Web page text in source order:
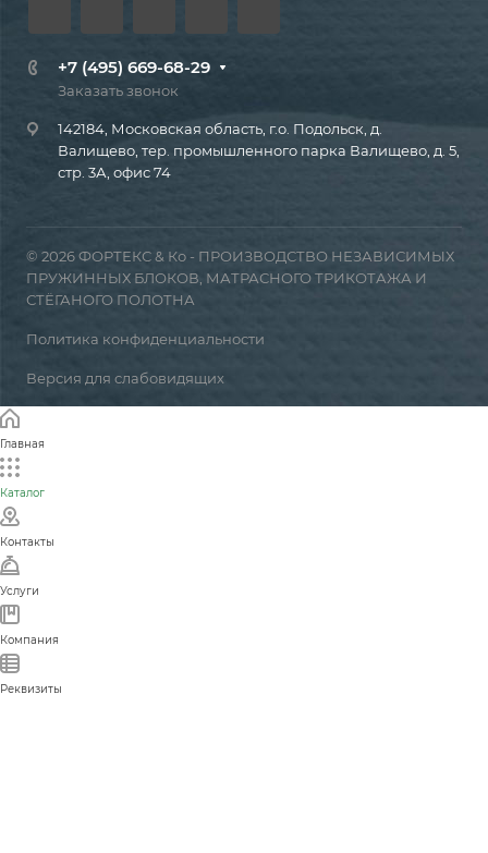
+7 (495) 669-68-29
Заказать звонок
142184, Московская область, г.о. Подольск, д.
Валищево, тер. промышленного парка Валищево, д. 5,
стр. 3А, офис 74
© 2026 ФОРТЕКС & Ко - ПРОИЗВОДСТВО НЕЗАВИСИМЫХ
ПРУЖИННЫХ БЛОКОВ, МАТРАСНОГО ТРИКОТАЖА И
СТЁГАНОГО ПОЛОТНА
Политика конфиденциальности
Версия для слабовидящих
Главная
Каталог
Контакты
Услуги
Компания
Реквизиты